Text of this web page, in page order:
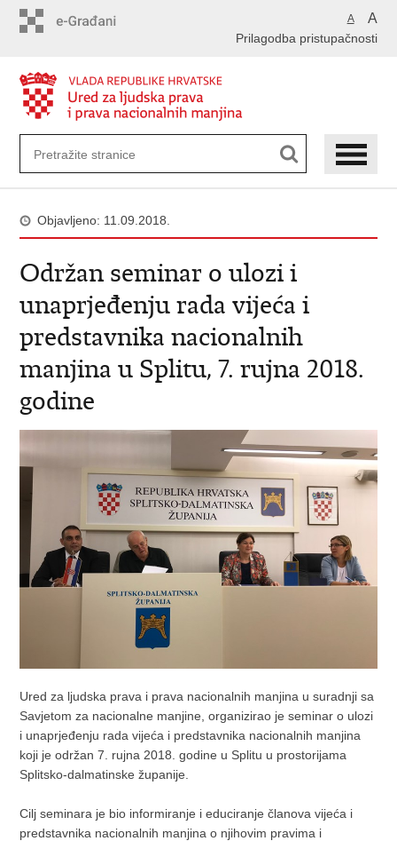
A A
Prilagodba pristupačnosti
Objavljeno: 11.09.2018.
Održan seminar o ulozi i
unaprjeđenju rada vijeća i
predstavnika nacionalnih
manjina u Splitu, 7. rujna 2018.
godine
Ured za ljudska prava i prava nacionalnih manjina u suradnji sa
Savjetom za nacionalne manjine, organizirao je seminar o ulozi
i unaprjeđenju rada vijeća i predstavnika nacionalnih manjina
koji je održan 7. rujna 2018. godine u Splitu u prostorijama
Splitsko-dalmatinske županije.
Cilj seminara je bio informiranje i educiranje članova vijeća i
predstavnika nacionalnih manjina o njihovim pravima i